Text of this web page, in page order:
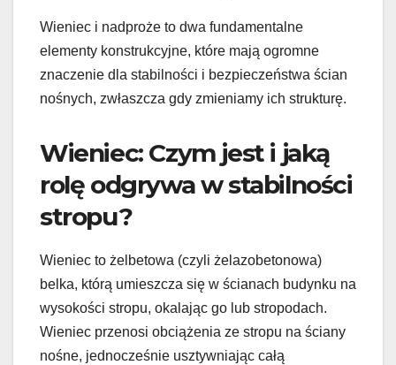
Wieniec i nadproże to dwa fundamentalne
elementy konstrukcyjne, które mają ogromne
znaczenie dla stabilności i bezpieczeństwa ścian
nośnych, zwłaszcza gdy zmieniamy ich strukturę.
Wieniec: Czym jest i jaką
rolę odgrywa w stabilności
stropu?
Wieniec to żelbetowa (czyli żelazobetonowa)
belka, którą umieszcza się w ścianach budynku na
wysokości stropu, okalając go lub stropodach.
Wieniec przenosi obciążenia ze stropu na ściany
nośne, jednocześnie usztywniając całą